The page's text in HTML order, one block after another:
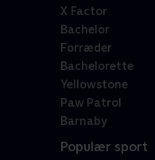
X Factor
Bachelor
Forræder
Bachelorette
Yellowstone
Paw Patrol
Barnaby
Populær sport